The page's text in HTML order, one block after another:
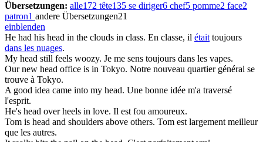
Übersetzungen: alle172 tête135 se diriger6 chef5 pomme2 face2
patron1 andere Übersetzungen21
einblenden
He had his head in the clouds in class. En classe, il étaittoujours
dans les nuages.
My head still feels woozy. Je me sens toujours dans les vapes.
Our new head office is in Tokyo. Notre nouveau quartier général se
trouve à Tokyo.
A good idea came into my head. Une bonne idée m'a traversé
l'esprit.
He's head over heels in love. Il est fou amoureux.
Tom is head and shoulders above others. Tom est largement meilleur
que les autres.